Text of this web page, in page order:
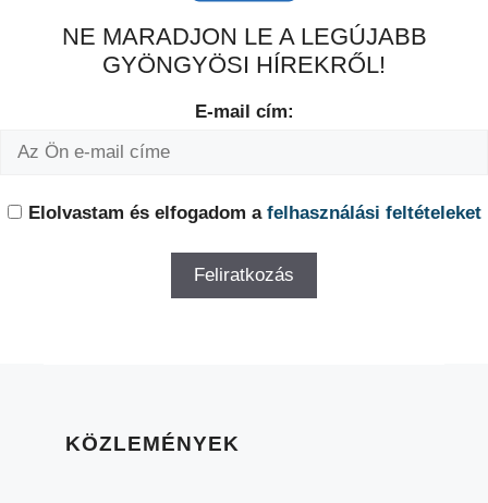
NE MARADJON LE A LEGÚJABB
GYÖNGYÖSI HÍREKRŐL!
E-mail cím:
Elolvastam és elfogadom a felhasználási feltételeket
KÖZLEMÉNYEK